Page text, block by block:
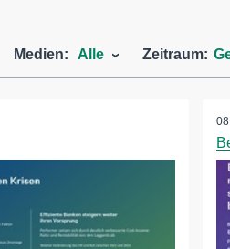
Medien: Alle Zeitraum: